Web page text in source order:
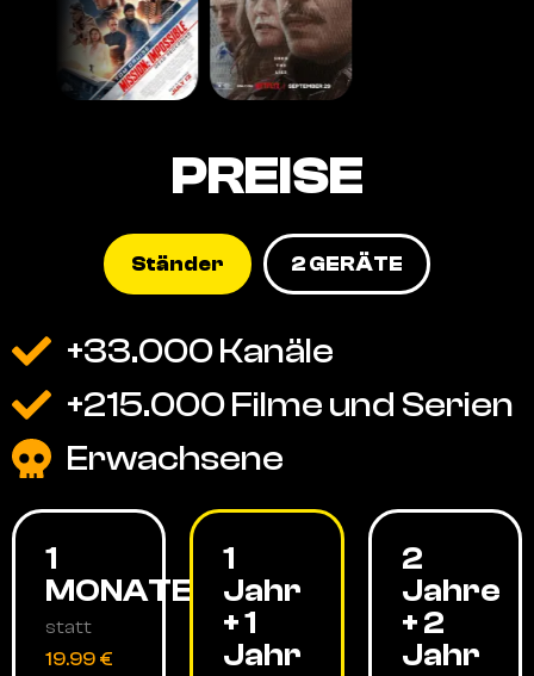
PREISE
Ständer 2 GERÄTE
+33.000 Kanäle
+215.000 Filme und Serien
Erwachsene
1
MONATE
statt
19.99 €
1
Jahr
+ 1
Jahr
2
Jahre
+ 2
Jahr